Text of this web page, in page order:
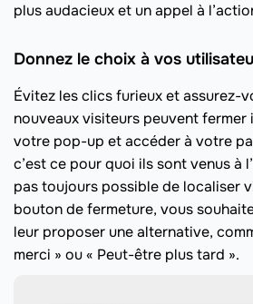
plus audacieux et un appel à
Donnez le choix à vos
Évitez les clics furieux et assurez-
nouveaux visiteurs peuvent fermer
votre pop-up et accéder à votre
c’est ce pour quoi ils sont venus à
pas toujours possible de localiser
bouton de fermeture, vous
leur proposer une alternative,
merci » ou « Peut-être plus tard ».